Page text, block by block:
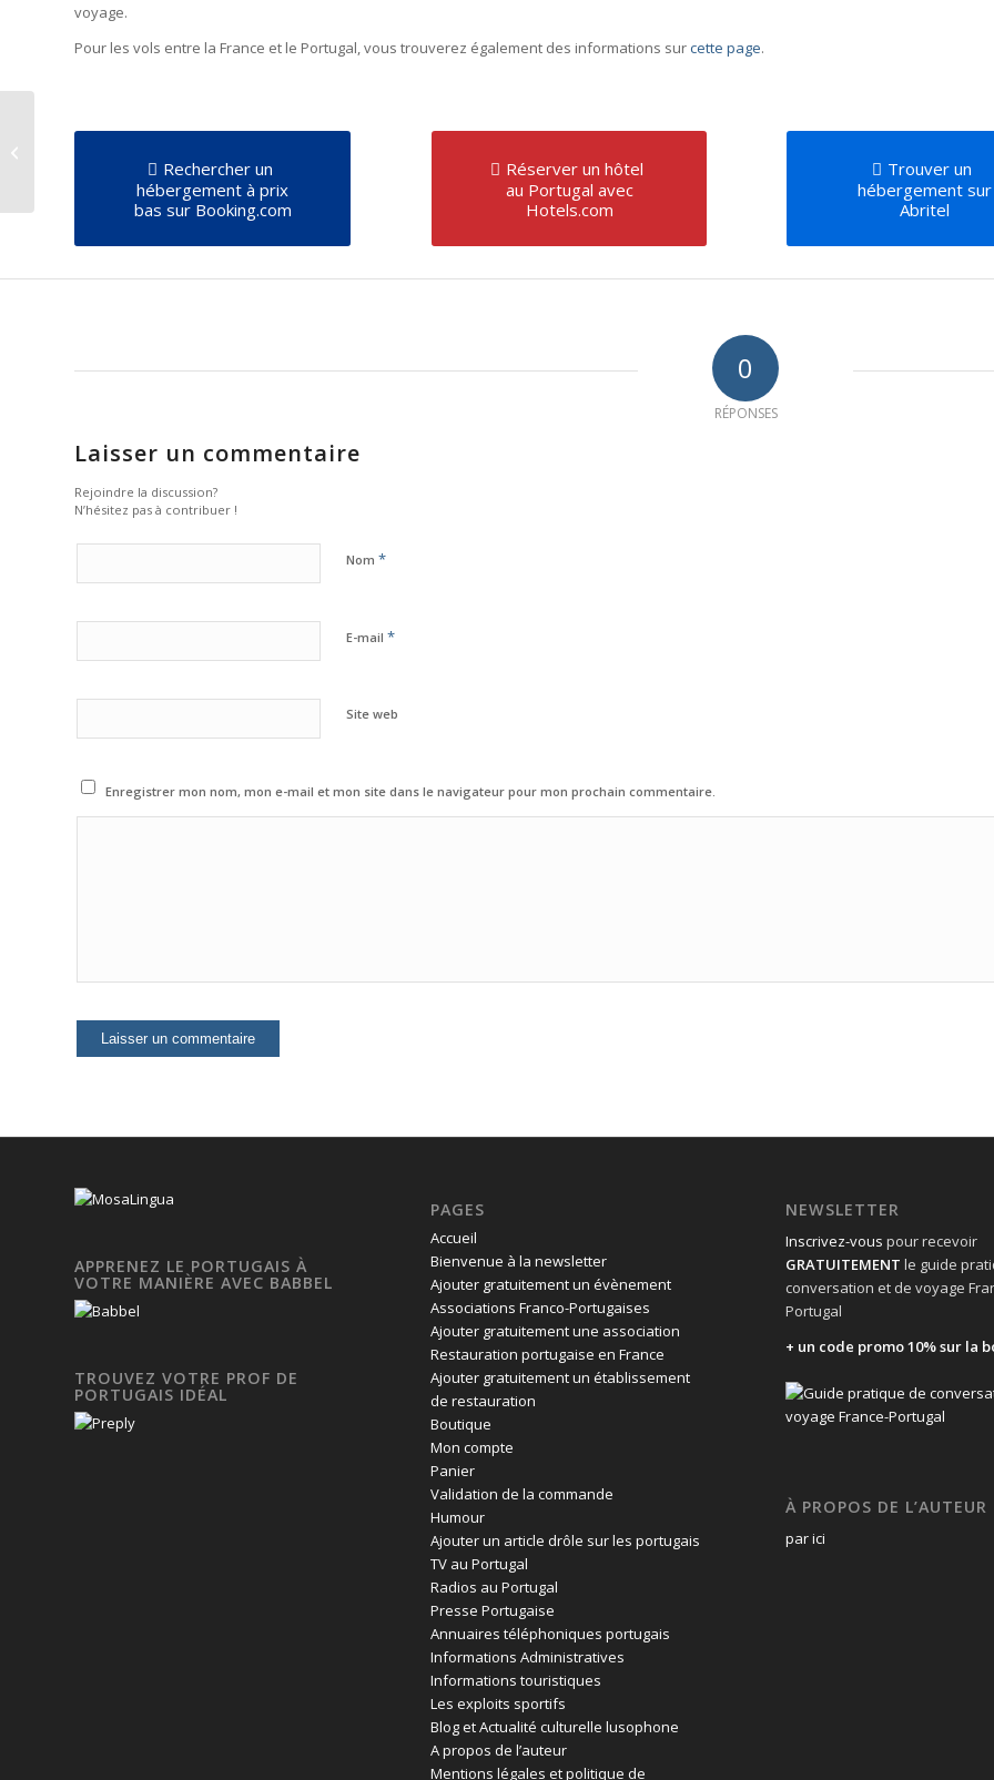
voyage.
Pour les vols entre la France et le Portugal, vous trouverez également des informations surcette page.
Rechercher un
hébergement à prix
bas sur Booking.com
Réserver un hôtel
au Portugal avec
Hotels.com
Trouver un
hébergement sur
Abritel
0
RÉPONSES
Laisser un commentaire
Rejoindre la discussion?
N’hésitez pas à contribuer !
Nom *
E-mail *
Site web
Enregistrer mon nom, mon e-mail et mon site dans le navigateur pour mon prochain commentaire.
APPRENEZ LE PORTUGAIS À
VOTRE MANIÈRE AVEC BABBEL
TROUVEZ VOTRE PROF DE
PORTUGAIS IDÉAL
PAGES
Accueil
Bienvenue à la newsletter
Ajouter gratuitement un évènement
Associations Franco-Portugaises
Ajouter gratuitement une association
Restauration portugaise en France
Ajouter gratuitement un établissement
de restauration
Boutique
Mon compte
Panier
Validation de la commande
Humour
Ajouter un article drôle sur les portugais
TV au Portugal
Radios au Portugal
Presse Portugaise
Annuaires téléphoniques portugais
Informations Administratives
Informations touristiques
Les exploits sportifs
Blog et Actualité culturelle lusophone
A propos de l’auteur
Mentions légales et politique de
NEWSLETTER
Inscrivez-vous pour recevoir
GRATUITEMENT le guide
conversation et de voyage
Portugal
+ un code promo 10% sur la
À PROPOS DE L’AUTEUR
par ici
Pub Nike « Olé »